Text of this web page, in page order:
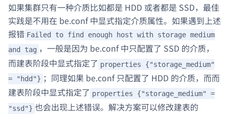
如果集群只有一种介质比如都是 HDD 或者都是 SSD，最佳
实践是不用在 be.conf 中显式指定介质属性。如果遇到上述
报错 Failed to find enough host with storage medium
and tag ，一般是因为 be.conf 中只配置了 SSD 的介质，
而建表阶段中显式指定了 properties {"storage_medium"
= "hdd"} ；同理如果 be.conf 只配置了 HDD 的介质，而而
建表阶段中显式指定了 properties {"storage_medium" =
"ssd"} 也会出现上述错误。解决方案可以修改建表的